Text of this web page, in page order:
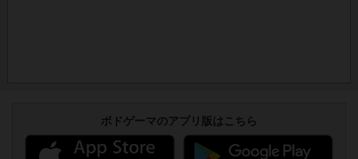
ボドゲーマのアプリ版はこちら